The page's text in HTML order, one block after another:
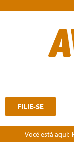
FILIE-SE
Você está aqui: